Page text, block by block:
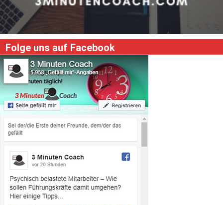
Folge uns auf Facebook